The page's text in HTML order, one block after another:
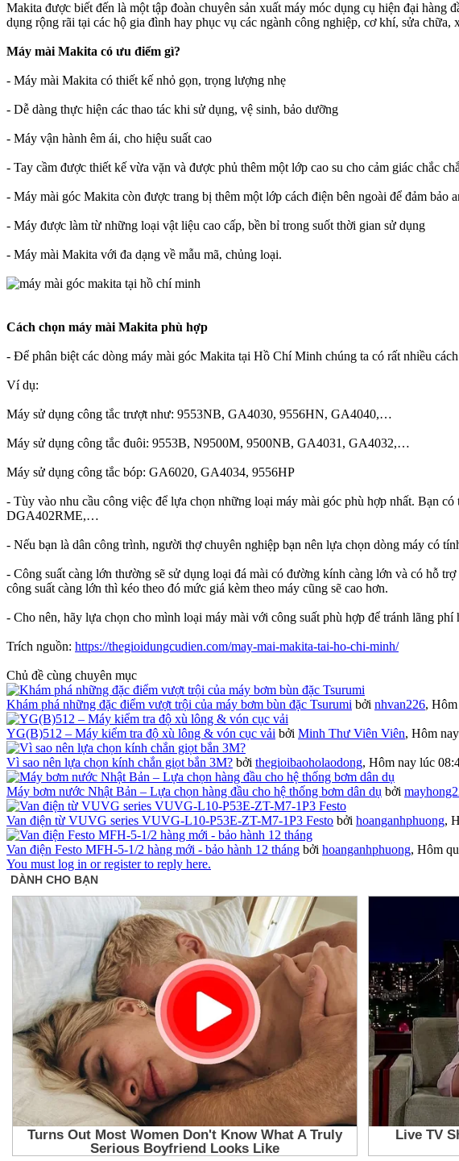
Makita được biết đến là một tập đoàn chuyên sản xuất máy móc dụng cụ hiện đại
dụng rộng rãi tại các hộ gia đình hay phục vụ các ngành công nghiệp, cơ khí, sửa chữa,
Máy mài Makita có ưu điểm gì?
- Máy mài Makita có thiết kế nhỏ gọn, trọng lượng nhẹ
- Dễ dàng thực hiện các thao tác khi sử dụng, vệ sinh, bảo dưỡng
- Máy vận hành êm ái, cho hiệu suất cao
- Tay cầm được thiết kế vừa vặn và được phủ thêm một lớp cao su cho cảm giác chắc
- Máy mài góc Makita còn được trang bị thêm một lớp cách điện bên ngoài để đảm bảo
- Máy được làm từ những loại vật liệu cao cấp, bền bỉ trong suốt thời gian sử dụng
- Máy mài Makita với đa dạng về mẫu mã, chủng loại.
Cách chọn máy mài Makita phù hợp
- Để phân biệt các dòng máy mài góc Makita tại Hồ Chí Minh chúng ta có rất nhiều
Ví dụ:
Máy sử dụng công tắc trượt như: 9553NB, GA4030, 9556HN, GA4040,…
Máy sử dụng công tắc đuôi: 9553B, N9500M, 9500NB, GA4031, GA4032,…
Máy sử dụng công tắc bóp: GA6020, GA4034, 9556HP
- Tùy vào nhu cầu công việc để lựa chọn những loại máy mài góc phù hợp nhất. Bạn
DGA402RME,…
- Nếu bạn là dân công trình, người thợ chuyên nghiệp bạn nên lựa chọn dòng máy có
- Công suất càng lớn thường sẽ sử dụng loại đá mài có đường kính càng lớn và có hỗ
công suất càng lớn thì kéo theo đó mức giá kèm theo máy cũng sẽ cao hơn.
- Cho nên, hãy lựa chọn cho mình loại máy mài với công suất phù hợp để tránh lãng
Trích nguồn: https://thegioidungcudien.com/may-mai-makita-tai-ho-chi-minh/
Chủ đề cùng chuyên mục
Khám phá những đặc điểm vượt trội của máy bơm bùn đặc Tsurumi bởi nhvan226,
YG(B)512 – Máy kiểm tra độ xù lông & vón cục vải bởi Minh Thư Viên Viên, Hôm
Vì sao nên lựa chọn kính chắn giọt bắn 3M? bởi thegioibaoholaodong, Hôm nay lúc
Máy bơm nước Nhật Bản – Lựa chọn hàng đầu cho hệ thống bơm dân dụ bởi
Van điện từ VUVG series VUVG-L10-P53E-ZT-M7-1P3 Festo bởi hoanganhphuong,
Van điện Festo MFH-5-1/2 hàng mới - bảo hành 12 tháng bởi hoanganhphuong, Hôm
You must log in or register to reply here.